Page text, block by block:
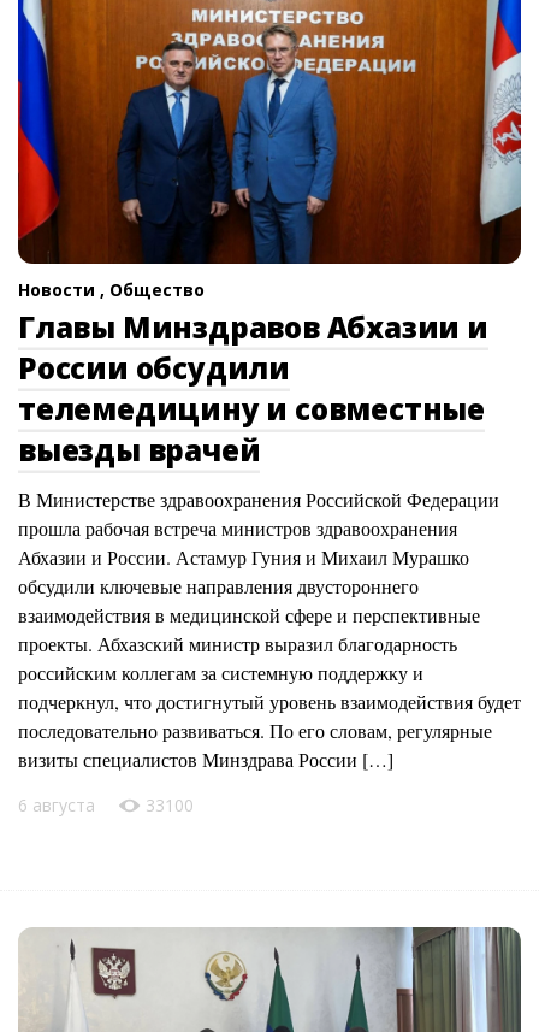
Новости , Общество
Главы Минздравов Абхазии и
России обсудили
телемедицину и совместные
выезды врачей
В Министерстве здравоохранения Российской Федерации
прошла рабочая встреча министров здравоохранения
Абхазии и России. Астамур Гуния и Михаил Мурашко
обсудили ключевые направления двустороннего
взаимодействия в медицинской сфере и перспективные
проекты. Абхазский министр выразил благодарность
российским коллегам за системную поддержку и
подчеркнул, что достигнутый уровень взаимодействия будет
последовательно развиваться. По его словам, регулярные
визиты специалистов Минздрава России […]
6 августа 33100